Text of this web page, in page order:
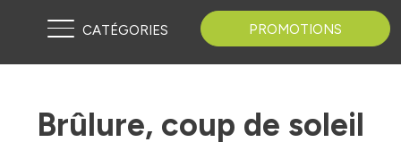
CATÉGORIES PROMOTIONS
Brûlure, coup de soleil